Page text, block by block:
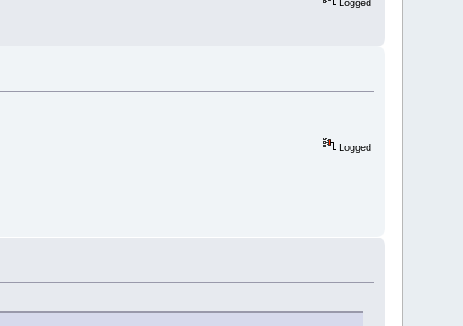
Logged
Logged